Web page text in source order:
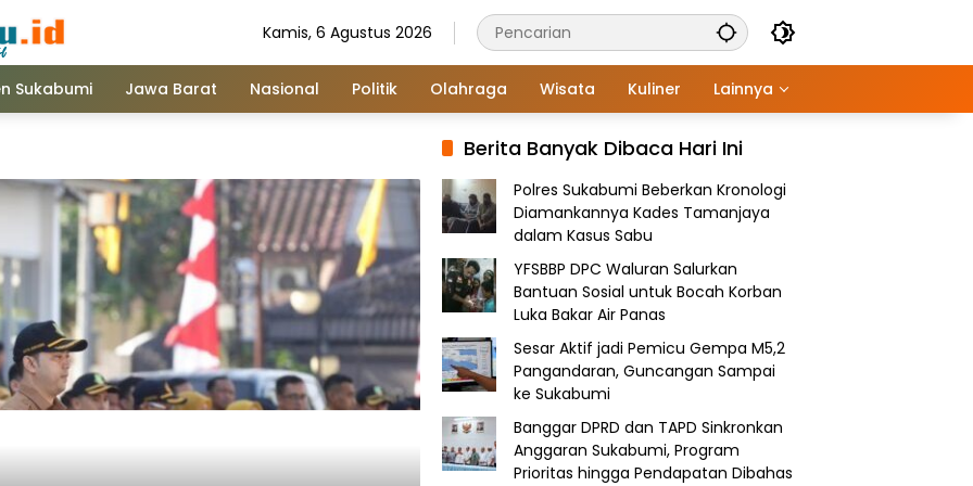
Kamis, 6 Agustus 2026
Sukabumi Jawa Barat Nasional Politik Olahraga Wisata Kuliner Lainnya
Berita Banyak Dibaca Hari Ini
Polres Sukabumi Beberkan Kronologi
Diamankannya Kades Tamanjaya
dalam Kasus Sabu
YFSBBP DPC Waluran Salurkan
Bantuan Sosial untuk Bocah Korban
Luka Bakar Air Panas
Sesar Aktif jadi Pemicu Gempa M5,2
Pangandaran, Guncangan Sampai
ke Sukabumi
Banggar DPRD dan TAPD Sinkronkan
Anggaran Sukabumi, Program
Prioritas hingga Pendapatan Dibahas